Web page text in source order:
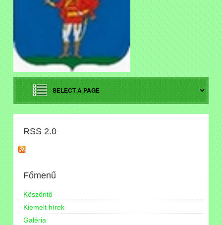
RSS 2.0
Főmenű
Köszöntő
Kiemelt hírek
Galéria